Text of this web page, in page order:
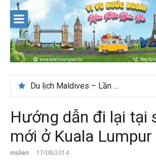
content
Du lịch Maldives – Lần đầu nên đi đâu, chơi gì?
Hướng dẫn đi lại tại
mới ở Kuala Lumpur
mslien 17/08/2014